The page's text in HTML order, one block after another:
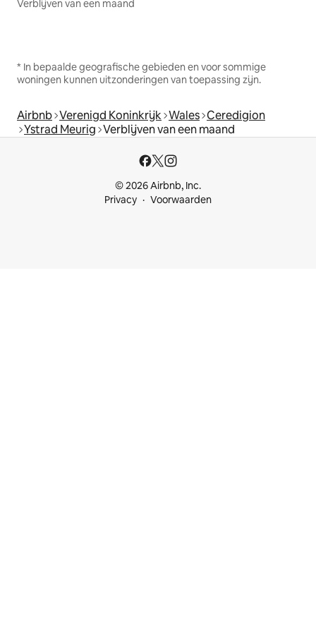
Verblijven van een maand
* In bepaalde geografische gebieden en voor sommige
woningen kunnen uitzonderingen van toepassing zijn.
Airbnb Verenigd Koninkrijk Wales Ceredigion
Ystrad Meurig Verblijven van een maand
© 2026 Airbnb, Inc.
Privacy
Voorwaarden